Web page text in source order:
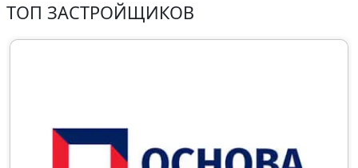
ТОП ЗАСТРОЙЩИКОВ